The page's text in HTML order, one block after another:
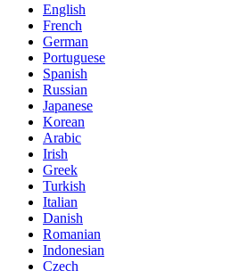
English
French
German
Portuguese
Spanish
Russian
Japanese
Korean
Arabic
Irish
Greek
Turkish
Italian
Danish
Romanian
Indonesian
Czech